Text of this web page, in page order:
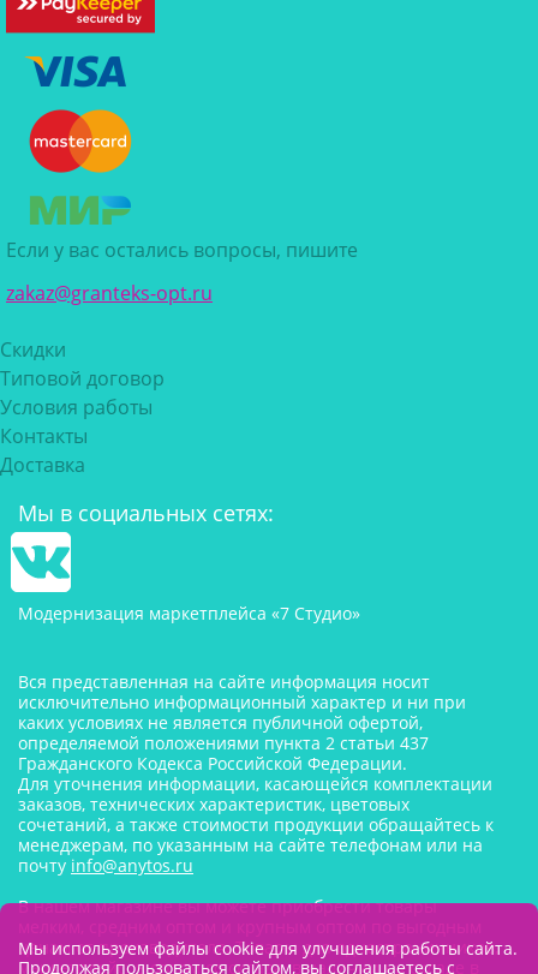
Если у вас остались вопросы, пишите
zakaz@granteks-opt.ru
Скидки
Типовой договор
Условия работы
Контакты
Доставка
Мы в социальных сетях:
Модернизация маркетплейса «7 Студио»
Вся представленная на сайте информация носит
исключительно информационный характер и ни при
каких условиях не является публичной офертой,
определяемой положениями пункта 2 статьи 437
Гражданского Кодекса Российской Федерации.
Для уточнения информации, касающейся комплектации
заказов, технических характеристик, цветовых
сочетаний, а также стоимости продукции обращайтесь к
менеджерам, по указанным на сайте телефонам или на
почту info@anytos.ru
В нашем магазине вы можете приобрести товары
ценам от производителя. Товары для одностраничников,
маркетплейсов оптом со склада, в наличии на складе в
Мы используем файлы cookie для улучшения работы сайта.
Продолжая пользоваться сайтом, вы соглашаетесь с